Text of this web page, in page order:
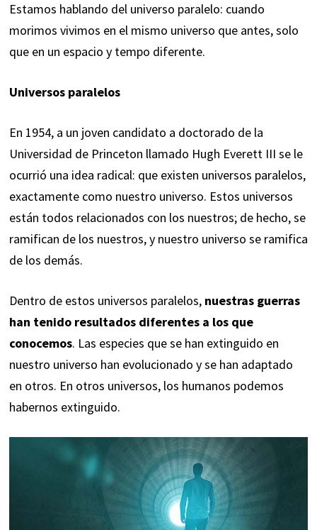
Estamos hablando del universo paralelo: cuando
morimos vivimos en el mismo universo que antes, solo
que en un espacio y tempo diferente.
Universos paralelos
En 1954, a un joven candidato a doctorado de la
Universidad de Princeton llamado Hugh Everett III se le
ocurrió una idea radical: que existen universos paralelos,
exactamente como nuestro universo. Estos universos
están todos relacionados con los nuestros; de hecho, se
ramifican de los nuestros, y nuestro universo se ramifica
de los demás.
Dentro de estos universos paralelos, nuestras guerras
han tenido resultados diferentes a los que
conocemos. Las especies que se han extinguido en
nuestro universo han evolucionado y se han adaptado
en otros. En otros universos, los humanos podemos
habernos extinguido.